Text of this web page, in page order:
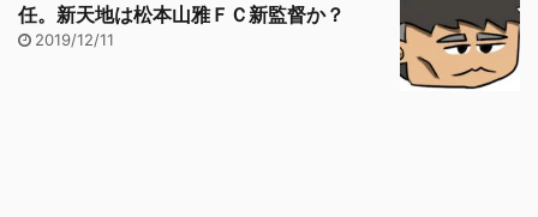
任。新天地は松本山雅ＦＣ新監督か？
2019/12/11